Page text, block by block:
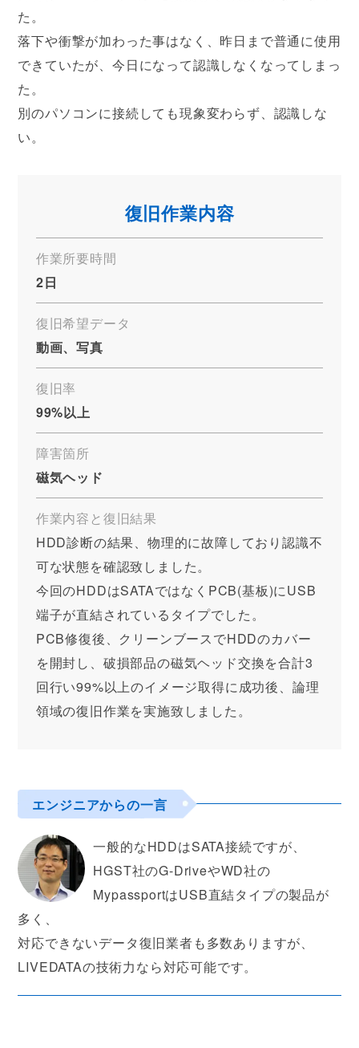
た。
落下や衝撃が加わった事はなく、昨日まで普通に使用
できていたが、今日になって認識しなくなってしまっ
た。
別のパソコンに接続しても現象変わらず、認識しな
い。
復旧作業内容
作業所要時間
2日
復旧希望データ
動画、写真
復旧率
99%以上
障害箇所
磁気ヘッド
作業内容と復旧結果
HDD診断の結果、物理的に故障しており認識不
可な状態を確認致しました。
今回のHDDはSATAではなくPCB(基板)にUSB
端子が直結されているタイプでした。
PCB修復後、クリーンブースでHDDのカバー
を開封し、破損部品の磁気ヘッド交換を合計3
回行い99%以上のイメージ取得に成功後、論理
領域の復旧作業を実施致しました。
エンジニアからの一言
一般的なHDDはSATA接続ですが、
HGST社のG-DriveやWD社の
MypassportはUSB直結タイプの製品が
多く、
対応できないデータ復旧業者も多数ありますが、
LIVEDATAの技術力なら対応可能です。